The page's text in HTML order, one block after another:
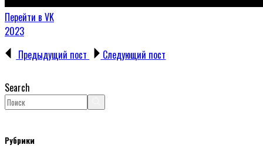
Перейти в VK
2023
Предыдущий пост
Следующий пост
Search
Рубрики